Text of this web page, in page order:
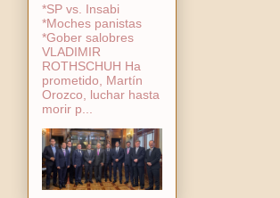
*SP vs. Insabi
*Moches panistas
*Gober salobres
VLADIMIR
ROTHSCHUH Ha
prometido, Martín
Orozco, luchar hasta
morir p...